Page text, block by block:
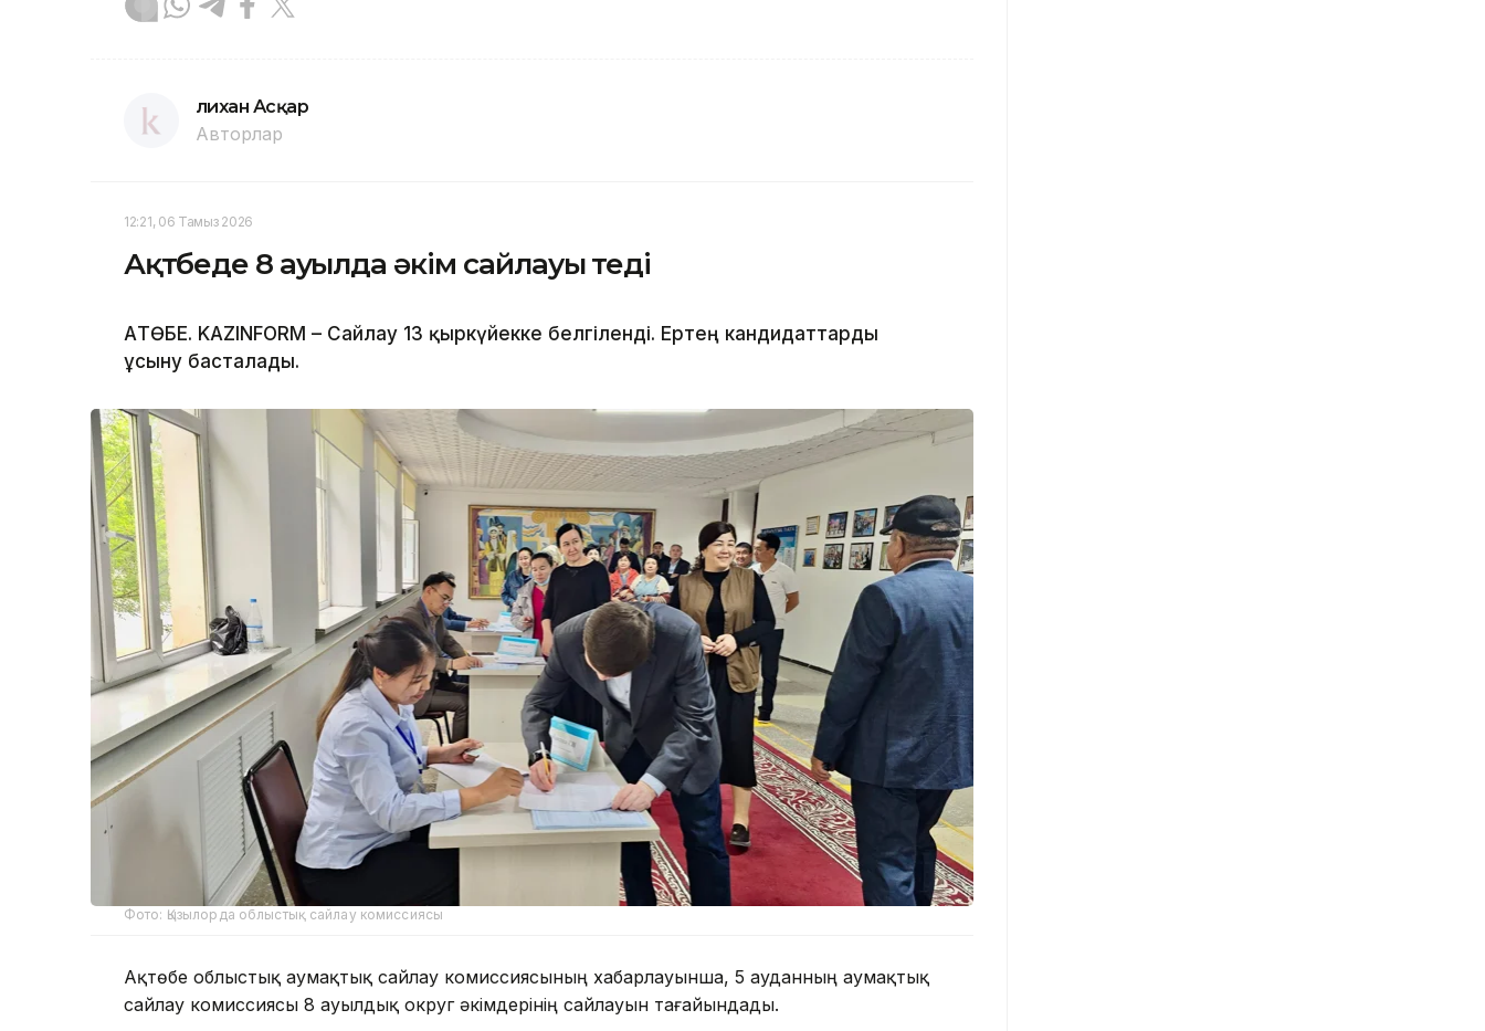
Әлихан Асқар
Авторлар
12:21, 06 Тамыз 2026
Ақтөбеде 8 ауылда әкім сайлауы өтеді
АҚТӨБЕ. KAZINFORM – Сайлау 13 қыркүйекке белгіленді. Ертең кандидаттарды
ұсыну басталады.
Фото: Қызылорда облыстық сайлау комиссиясы
Ақтөбе облыстық аумақтық сайлау комиссиясының хабарлауынша, 5 ауданның аумақтық
сайлау комиссиясы 8 ауылдық округ әкімдерінің сайлауын тағайындады.